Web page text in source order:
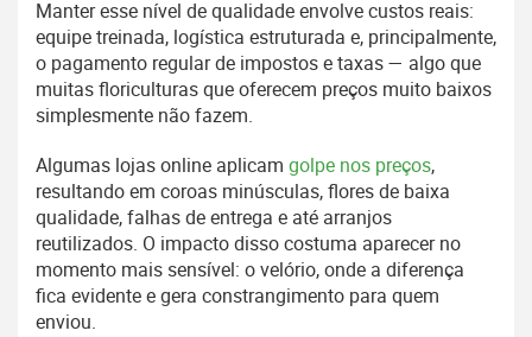
Manter esse nível de qualidade envolve custos reais:
equipe treinada, logística estruturada e, principalmente,
o pagamento regular de impostos e taxas — algo que
muitas floriculturas que oferecem preços muito baixos
simplesmente não fazem.
Algumas lojas online aplicam golpe nos preços,
resultando em coroas minúsculas, flores de baixa
qualidade, falhas de entrega e até arranjos
reutilizados. O impacto disso costuma aparecer no
momento mais sensível: o velório, onde a diferença
fica evidente e gera constrangimento para quem
enviou.